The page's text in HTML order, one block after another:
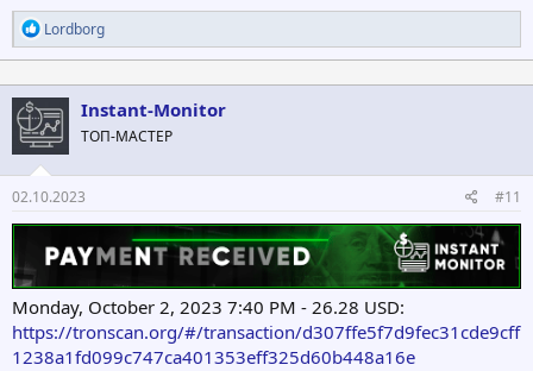
Р
е
а
к
ц
и
и
:
Lordborg
Instant-Monitor
ТОП-МАСТЕР
02.10.2023 #11
Monday, October 2, 2023 7:40 PM - 26.28 USD:
https://tronscan.org/#/transaction/d307ffe5f7d9fec31cde9cff
1238a1fd099c747ca401353eff325d60b448a16e